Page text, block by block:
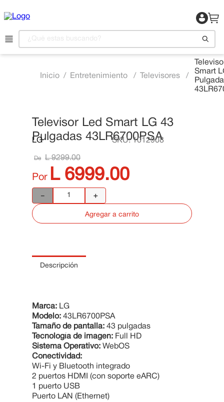
Entretenimiento Televisores
Smart
📍 Ver Existencias
Televisor Led Smart LG 43
Pulgadas 43LR6700PSA
LG SKU:1012908
De L 9299.00
Por L 6999.00
＋
－
Agregar a carrito
Descripción
Marca: LG
Modelo: 43LR6700PSA
Tamaño de pantalla: 43 pulgadas
Tecnología de imagen: Full HD
Sistema Operativo: WebOS
Conectividad:
Wi-Fi y Bluetooth integrado
2 puertos HDMI (con soporte eARC)
1 puerto USB
Puerto LAN (Ethernet)
Motocicleta
. Camas
7. Lavadora
Estufas
9.